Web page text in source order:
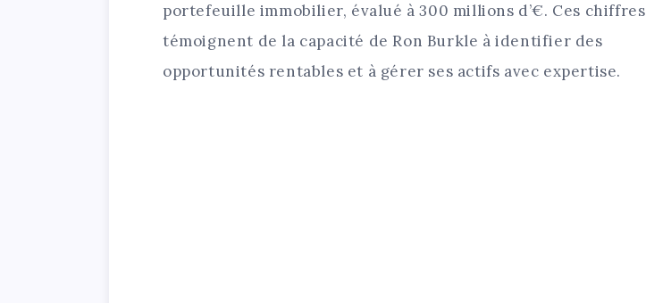
portefeuille immobilier, évalué à 300 millions d’€. Ces chiffres
témoignent de la capacité de Ron Burkle à identifier des
opportunités rentables et à gérer ses actifs avec expertise.